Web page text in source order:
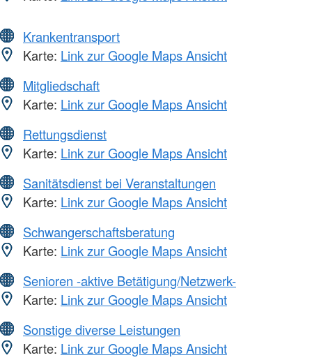
Krankentransport
Karte: Link zur Google Maps Ansicht
Mitgliedschaft
Karte: Link zur Google Maps Ansicht
Rettungsdienst
Karte: Link zur Google Maps Ansicht
Sanitätsdienst bei Veranstaltungen
Karte: Link zur Google Maps Ansicht
Schwangerschaftsberatung
Karte: Link zur Google Maps Ansicht
Senioren -aktive Betätigung/Netzwerk-
Karte: Link zur Google Maps Ansicht
Sonstige diverse Leistungen
Karte: Link zur Google Maps Ansicht